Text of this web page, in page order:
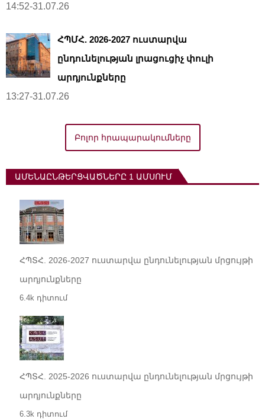
14:52-31.07.26
ՀՊՄՀ. 2026-2027 ուստարվա
ընդունելության լրացուցիչ փուլի
արդյունքները
13:27-31.07.26
Բոլոր հրապարակումները
ԱՄԵՆԱԸՆԹԵՐՑՎԱԾՆԵՐԸ 1 ԱՄՍՈՒՄ
ՀՊՏՀ. 2026-2027 ուստարվա ընդունելության մրցույթի
արդյունքները
6.4k դիտում
ՀՊՏՀ. 2025-2026 ուստարվա ընդունելության մրցույթի
արդյունքները
6.3k դիտում